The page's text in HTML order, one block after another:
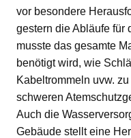
vor besondere
gestern die Abläufe für
musste das gesamte
benötigt wird, wie
Kabeltrommeln uvw.
schweren
Auch die
Gebäude stellt eine